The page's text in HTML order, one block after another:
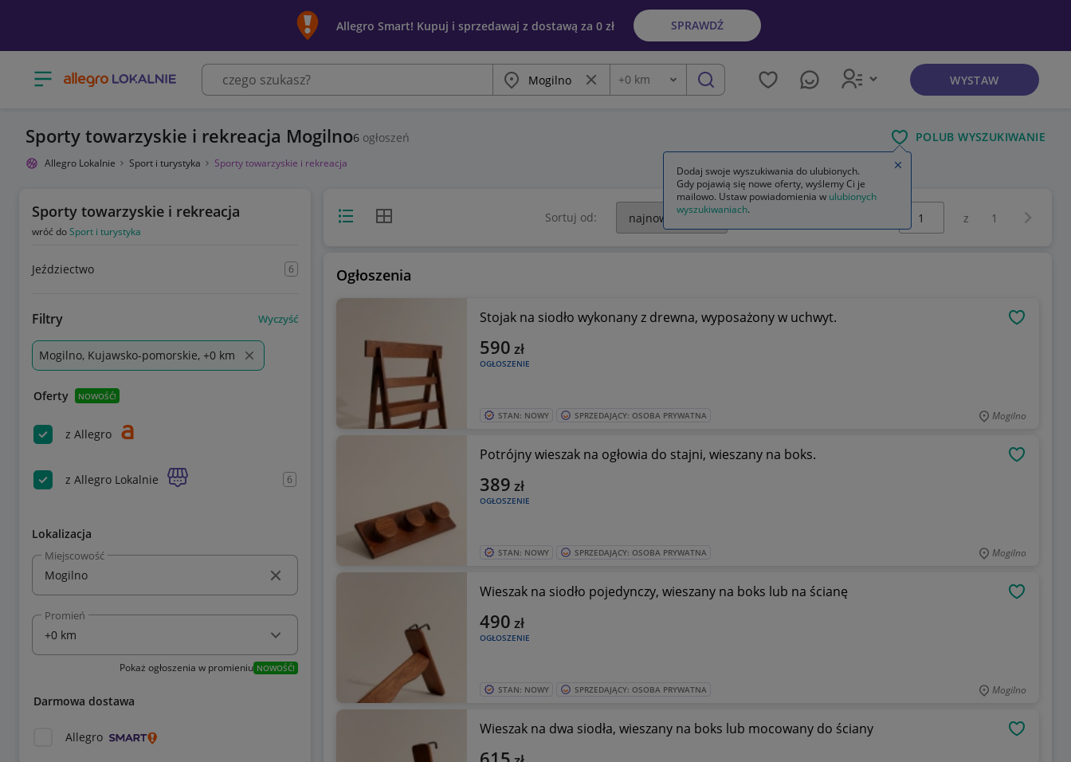
Allegro Smart! Kupuj i sprzedawaj z dostawą za 0 zł SPRAWDŹ
Otwórz menu z kategoriami Miasto Wyczyść frazę
Odległość
+0 km szukaj WYSTAW
Sporty towarzyskie i rekreacja Mogilno6 ogłoszeń POLUB WYSZUKIWANIE
Allegro Lokalnie Sport i turystyka Sporty towarzyskie i rekreacja
Sporty towarzyskie i rekreacja
wróć doSport i turystyka
Jeździectwo 6
Filtry Wyczyść
Mogilno, Kujawsko-pomorskie, +0 km
Oferty NOWOŚĆ!
z Allegro
z Allegro Lokalnie 6
Lokalizacja
Miejscowość
Promień
Pokaż ogłoszenia w promieniu NOWOŚĆ!
Darmowa dostawa
Allegro
Widok listyWidok siatki Sortuj od: z 1
Ogłoszenia
Stojak na siodło wykonany z drewna, wyposażony w uchwyt.
OGŁOSZENIE
590 zł
STAN: NOWY SPRZEDAJĄCY: OSOBA PRYWATNA Mogilno
Potrójny wieszak na ogłowia do stajni, wieszany na boks.
OGŁOSZENIE
389 zł
STAN: NOWY SPRZEDAJĄCY: OSOBA PRYWATNA Mogilno
Wieszak na siodło pojedynczy, wieszany na boks lub na ścianę
OGŁOSZENIE
490 zł
STAN: NOWY SPRZEDAJĄCY: OSOBA PRYWATNA Mogilno
Wieszak na dwa siodła, wieszany na boks lub mocowany do ściany
Dodaj swoje wyszukiwania do ulubionych.
Gdy pojawią się nowe oferty, wyślemy Ci je
mailowo. Ustaw powiadomienia w ulubionych
wyszukiwaniach.
Zamknij wskazówkę